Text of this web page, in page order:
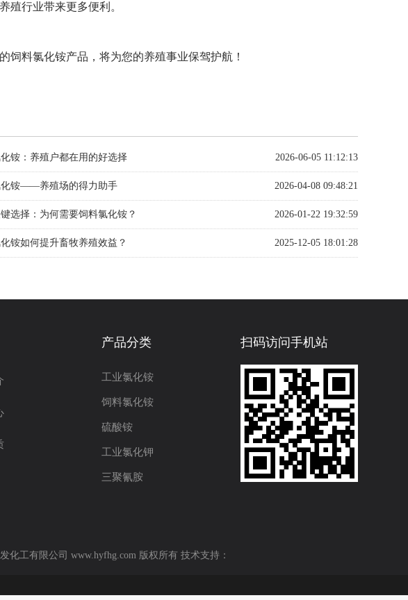
殖行业带来更多便利。
料氯化铵产品，将为您的养殖事业保驾护航！
2026-06-05 11:12:13
铵：养殖户都在用的好选择
2026-04-08 09:48:21
化铵——养殖场的得力助手
2026-01-22 19:32:59
选择：为何需要饲料氯化铵？
2025-12-05 18:01:28
铵如何提升畜牧养殖效益？
产品分类
工业氯化铵
饲料氯化铵
硫酸铵
工业氯化钾
三聚氰胺
扫码访问手机站
化工有限公司 www.hyfhg.com 版权所有 技术支持：